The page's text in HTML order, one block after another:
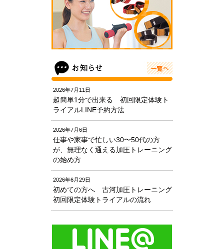
2026年7月11日
超簡単1分で出来る 初回限定体験ト
ライアルLINE予約方法
2026年7月6日
仕事や家事で忙しい30〜50代の方
が、無理なく通える加圧トレーニング
の始め方
2026年6月29日
初めての方へ 古河加圧トレーニング
初回限定体験トライアルの流れ